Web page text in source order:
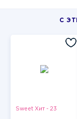
С
Sweet Хит - 23